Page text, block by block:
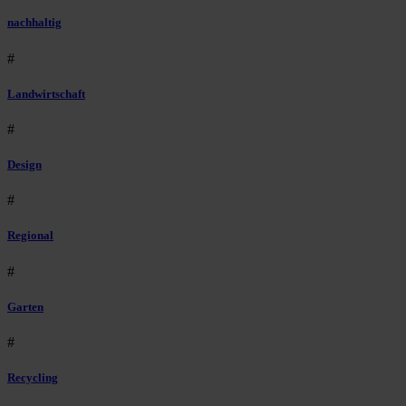
nachhaltig
#
Landwirtschaft
#
Design
#
Regional
#
Garten
#
Recycling